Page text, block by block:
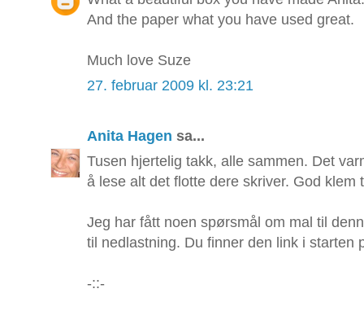
And the paper what you have used great.
Much love Suze
27. februar 2009 kl. 23:21
Anita Hagen sa...
Tusen hjertelig takk, alle sammen. Det
å lese alt det flotte dere skriver. God klem
Jeg har fått noen spørsmål om mal til
til nedlastning. Du finner den link i starten
-::-